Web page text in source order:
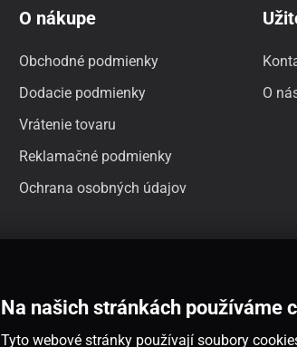
O nákupe
Obchodné podmienky
Dodacie podmienky
Vrátenie tovaru
Reklamačné podmienky
Ochrana osobných údajov
O
Na našich stránkách používáme
Tyto webové stránky používají soubory